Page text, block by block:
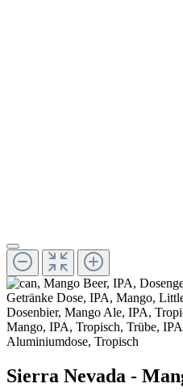
Sierra Nevada -